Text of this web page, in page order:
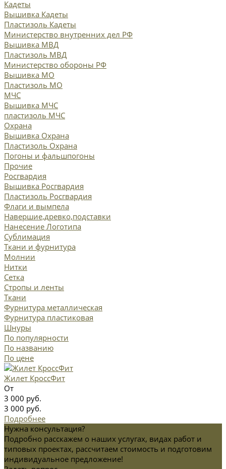
Кадеты
Вышивка Кадеты
Пластизоль Кадеты
Министерство внутренних дел РФ
Вышивка МВД
Пластизоль МВД
Министерство обороны РФ
Вышивка МО
Пластизоль МО
МЧС
Вышивка МЧС
пластизоль МЧС
Охрана
Вышивка Охрана
Пластизоль Охрана
Погоны и фальшпогоны
Прочие
Росгвардия
Вышивка Росгвардия
Пластизоль Росгвардия
Флаги и вымпела
Навершие,древко,подставки
Нанесение Логотипа
Сублимация
Ткани и фурнитура
Молнии
Нитки
Сетка
Стропы и ленты
Ткани
Фурнитура металлическая
Фурнитура пластиковая
Шнуры
По популярности
По названию
По цене
Жилет КроссФит
От
3 000 руб.
3 000 руб.
Подробнее
Нужна консультация?
Подробно расскажем о наших услугах, видах работ и
типовых проектах, рассчитаем стоимость и подготовим
индивидуальное предложение!